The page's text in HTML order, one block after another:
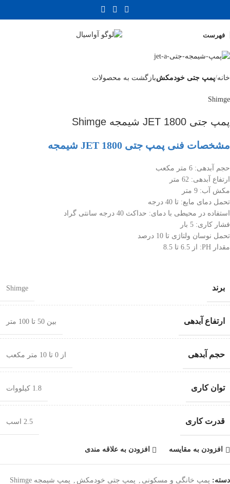
فهرست
خانه پمپ جتی خودمکشبازگشت به محصولات
Shimge
پمپ جتی JET 1800 شیمجه Shimge
مشخصات فنی پمپ جتی JET 1800 شیمجه
حجم آبدهی: 6 متر مکعب
ارتفاع آبدهی: 62 متر
مکش آب: 9 متر
تحمل دمای مایع: تا 40 درجه
استفاده در محیطی با دمای: حداکث 40 درجه سانتی گراد
فشار کاری: 5 بار
تحمل نوسان ولتاژی تا 10 درصد
مقدار PH: از 6.5 تا 8.5
برند Shimge
ارتفاع آبدهی بین 50 تا 100 متر
حجم آبدهی از 0 تا 10 متر مکعب
توان کاری 1.8 کیلووات
قدرت کاری 2.5 اسب
افزودن به مقایسه افزودن به علاقه مندی
دسته: پمپ خانگی و مسکونی پمپ جتی خودمکش
پمپ شیمجه Shimge